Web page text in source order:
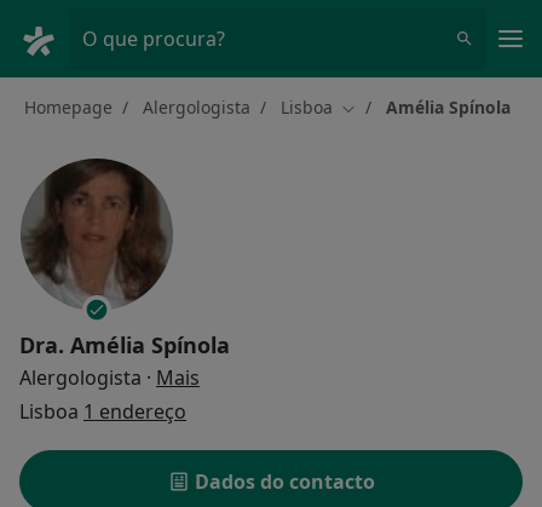
O que procura?
Homepage Alergologista Lisboa Mudar de cidade
Amélia Spínola
Dra. Amélia Spínola
Alergologista · Mais
Lisboa 1 endereço
Dados do contacto